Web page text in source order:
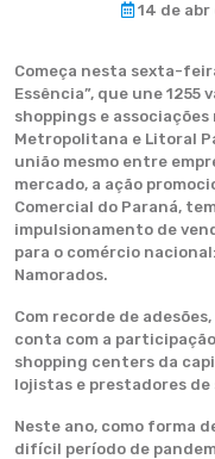
14 de abr
Começa nesta sexta-
Essência”, que une
shoppings e
Metropolitana e Litoral
união mesmo entre
mercado, a ação
Comercial do Paraná,
impulsionamento de
para o comércio
Namorados.
Com recorde de
conta com a
shopping centers da
lojistas e prestadores de
Neste ano, como forma
difícil período de